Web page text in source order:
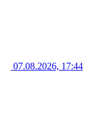
07.08.2026, 17:44